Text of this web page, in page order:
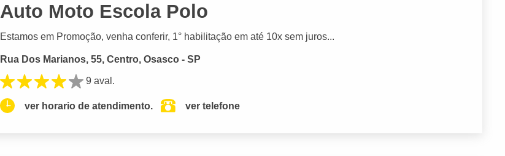
Auto Moto Escola Polo
Estamos em Promoção, venha conferir, 1° habilitação em até 10x sem juros...
Rua Dos Marianos, 55, Centro, Osasco - SP
9 aval.
ver horario de atendimento. ver telefone